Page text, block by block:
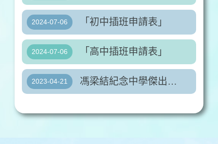
2024-07-06 「初中插班申請表」
2024-07-06 「高中插班申請表」
2023-04-21 馮梁結紀念中學傑出表現及支援政策